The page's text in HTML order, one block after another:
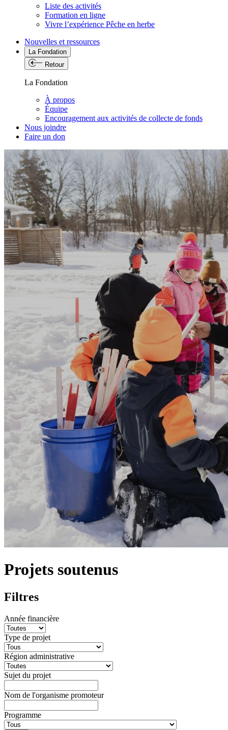
Liste des activités
Formation en ligne
Vivre l’expérience Pêche en herbe
Nouvelles et ressources
La Fondation
Retour
La Fondation
À propos
Équipe
Encouragement aux activités de collecte de fonds
Nous joindre
Faire un don
Projets soutenus
Filtres
Année financière
Type de projet
Région administrative
Sujet du projet
Nom de l'organisme promoteur
Programme